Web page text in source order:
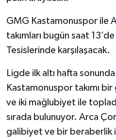
GMG Kastamonuspor ile
takımları bugün saat
Tesislerinde karşılaşacak.
Ligde ilk altı hafta
Kastamonuspor takımı
ve iki mağlubiyet ile
sırada bulunuyor. Arca
galibiyet ve bir beraberlik